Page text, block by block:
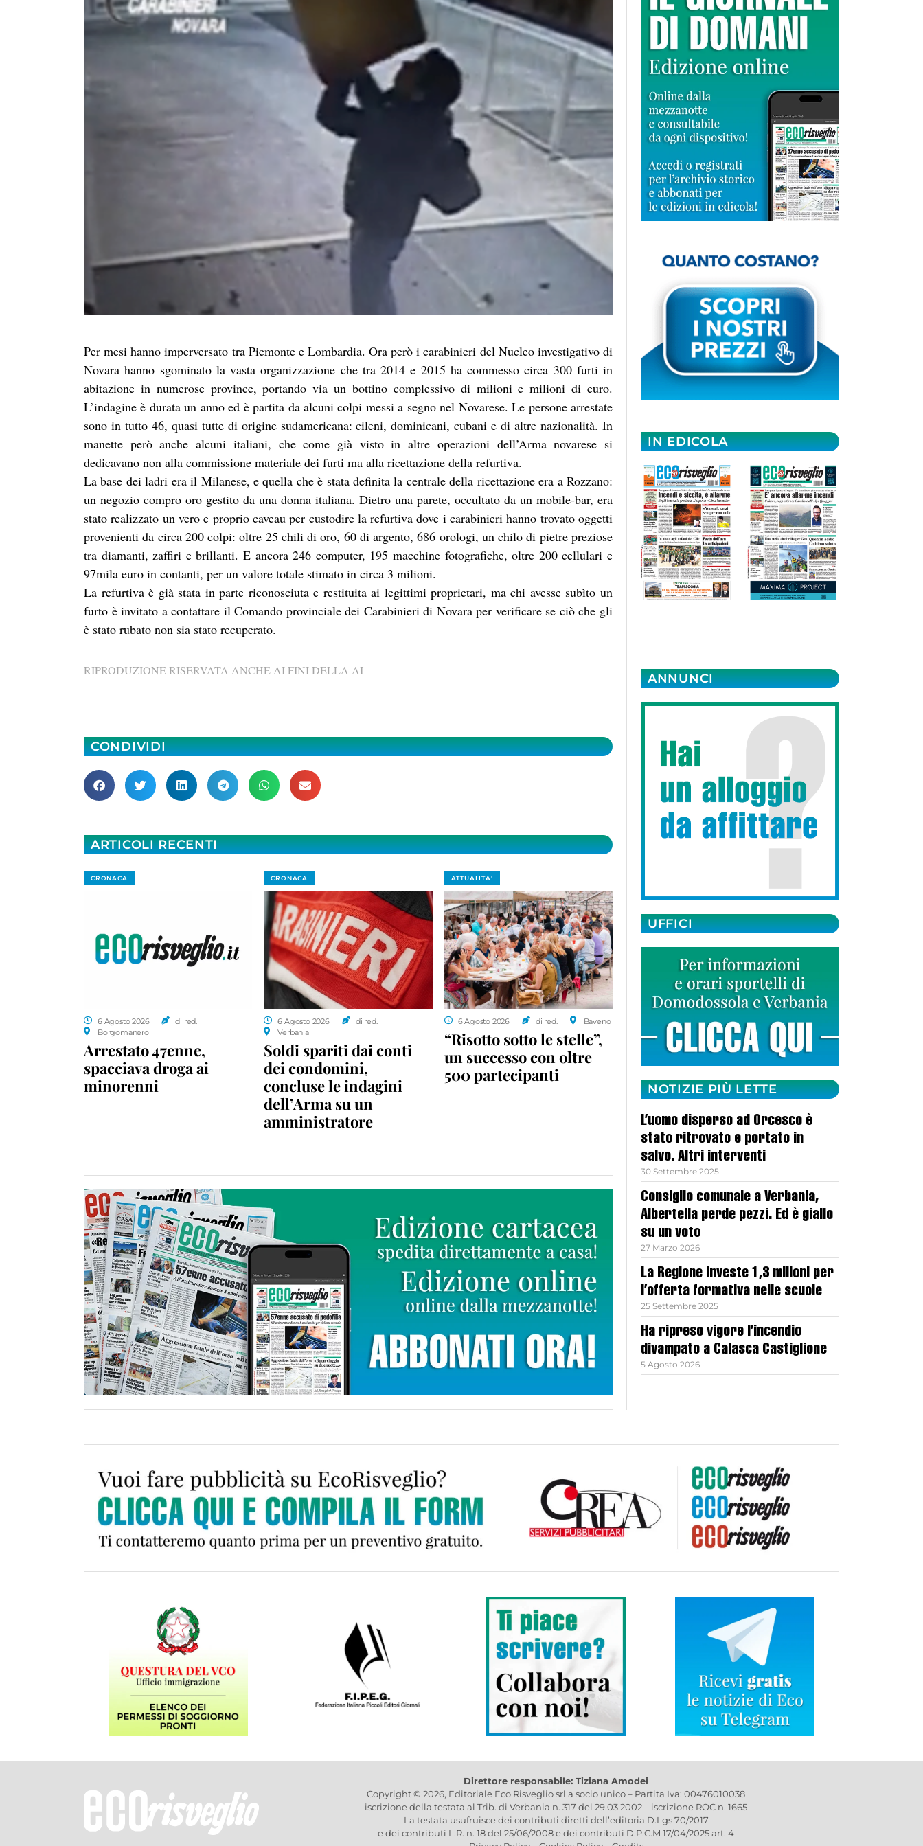
Per mesi hanno imperversato tra Piemonte e Lombardia. Ora però i carabinieri del Nucleo investigativo di
Novara hanno sgominato la vasta organizzazione che tra 2014 e 2015 ha commesso circa 300 furti in
abitazione in numerose province, portando via un bottino complessivo di milioni e milioni di euro.
L’indagine è durata un anno ed è partita da alcuni colpi messi a segno nel Novarese. Le persone arrestate
sono in tutto 46, quasi tutte di origine sudamericana: cileni, dominicani, cubani e di altre nazionalità. In
manette però anche alcuni italiani, che come già visto in altre operazioni dell’Arma novarese si
dedicavano non alla commissione materiale dei furti ma alla ricettazione della refurtiva.
La base dei ladri era il Milanese, e quella che è stata definita la centrale della ricettazione era a Rozzano:
un negozio compro oro gestito da una donna italiana. Dietro una parete, occultato da un mobile-bar, era
stato realizzato un vero e proprio caveau per custodire la refurtiva dove i carabinieri hanno trovato oggetti
provenienti da circa 200 colpi: oltre 25 chili di oro, 60 di argento, 686 orologi, un chilo di pietre preziose
tra diamanti, zaffiri e brillanti. E ancora 246 computer, 195 macchine fotografiche, oltre 200 cellulari e
97mila euro in contanti, per un valore totale stimato in circa 3 milioni.
La refurtiva è già stata in parte riconosciuta e restituita ai legittimi proprietari, ma chi avesse subìto un
furto è invitato a contattare il Comando provinciale dei Carabinieri di Novara per verificare se ciò che gli
è stato rubato non sia stato recuperato.
RIPRODUZIONE RISERVATA ANCHE AI FINI DELLA AI
CONDIVIDI
ARTICOLI RECENTI
CRONACA
6 Agosto 2026
di red.
Borgomanero
Arrestato 47enne,
spacciava droga ai
minorenni
CRONACA
6 Agosto 2026
di red.
Verbania
Soldi spariti dai conti
dei condomini,
concluse le indagini
dell’Arma su un
amministratore
ATTUALITA'
6 Agosto 2026 di red. Baveno
“Risotto sotto le stelle”,
un successo con oltre
500 partecipanti
IN EDICOLA
ANNUNCI
UFFICI
NOTIZIE PIÙ LETTE
L’uomo disperso ad Orcesco è
stato ritrovato e portato in
salvo. Altri interventi
30 Settembre 2025
Consiglio comunale a Verbania,
Albertella perde pezzi. Ed è giallo
su un voto
27 Marzo 2026
La Regione investe 1,3 milioni per
l’offerta formativa nelle scuole
25 Settembre 2025
Ha ripreso vigore l’incendio
divampato a Calasca Castiglione
5 Agosto 2026
Direttore responsabile: Tiziana Amodei
Copyright © 2026, Editoriale Eco Risveglio srl a socio unico – Partita Iva: 00476010038
iscrizione della testata al Trib. di Verbania n. 317 del 29.03.2002 – iscrizione ROC n. 1665
La testata usufruisce dei contributi diretti dell’editoria D.Lgs 70/2017
e dei contributi L.R. n. 18 del 25/06/2008 e dei contributi D.P.C.M 17/04/2025 art. 4